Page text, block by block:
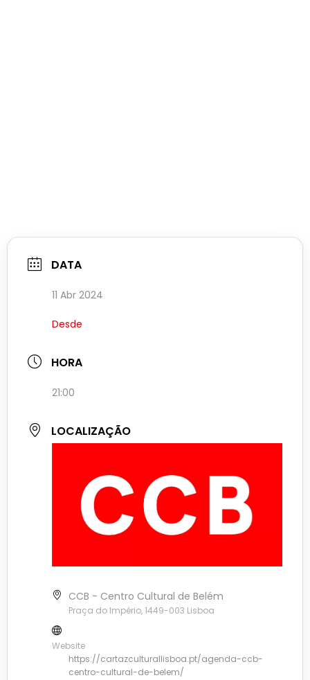
DATA
11 Abr 2024
Desde
HORA
21:00
LOCALIZAÇÃO
CCB - Centro Cultural de Belém
Praça do Império, 1449-003 Lisboa
Website
https://cartazculturallisboa.pt/agenda-ccb-
centro-cultural-de-belem/